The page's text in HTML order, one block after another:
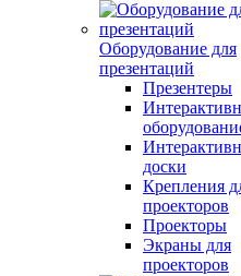
Оборудование для
презентаций
Презентеры
доски
Крепления
проекторов
Проекторы
Экраны для
проекторов